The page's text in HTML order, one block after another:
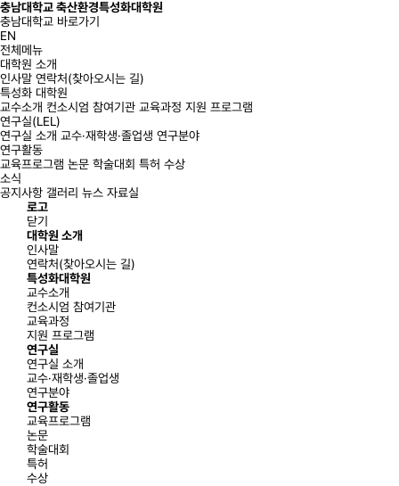
충남대학교 축산환경특성화대학원
충남대학교 바로가기
EN
전체메뉴
대학원 소개
인사말 연락처(찾아오시는 길)
특성화 대학원
교수소개 컨소시엄 참여기관 교육과정 지원 프로그램
연구실(LEL)
연구실 소개 교수·재학생·졸업생 연구분야
연구활동
교육프로그램 논문 학술대회 특허 수상
소식
공지사항 갤러리 뉴스 자료실
로고
닫기
대학원 소개
인사말
연락처(찾아오시는 길)
특성화대학원
교수소개
컨소시엄 참여기관
교육과정
지원 프로그램
연구실
연구실 소개
교수·재학생·졸업생
연구분야
연구활동
교육프로그램
논문
학술대회
특허
수상